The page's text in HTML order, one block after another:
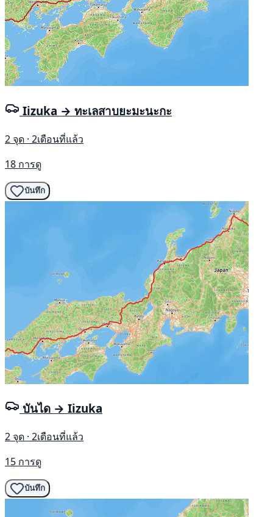
Iizuka → ทะเลสาบยะมะนะกะ
2 จุด · 2เดือนที่แล้ว
18 การดู
บันทึก
บันได → Iizuka
2 จุด · 2เดือนที่แล้ว
15 การดู
บันทึก